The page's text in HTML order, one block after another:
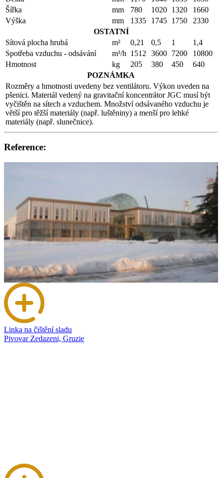
Šířka
mm 780 1020 1320
1660
Výška
mm 1335 1745 1750
2330
OSTATNÍ
Sítová plocha hrubá
m² 0,21 0,5 1
1,4
Spotřeba vzduchu - odsávání
m³/h 1512 3600 7200
10800
Hmotnost
kg 205 380 450
640
POZNÁMKA
Rozměry a hmotnosti uvedeny bez ventilátoru. Výkon uveden na
pšenici. Materiál vedený na gravitační koncentrátor JGC musí být
vyčištěn na sítech a vzduchem. Množství odsávaného vzduchu je
větší pro těžší materiály (např. luštěniny) a menší pro lehké
materiály (např. slunečnice).
Reference:
Linka na čištění sladu
Pivovar Zedazeni, Gruzie